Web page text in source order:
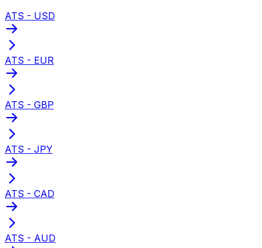
ATS - USD
ATS - EUR
ATS - GBP
ATS - JPY
ATS - CAD
ATS - AUD